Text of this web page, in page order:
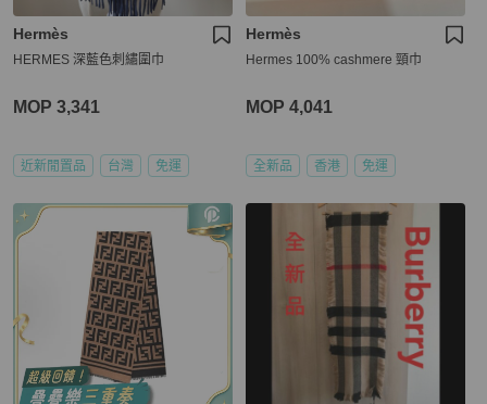
Hermès
HERMES 深藍色刺繡圍巾
MOP 3,341
近新閒置品 台灣 免運
Hermès
Hermes 100% cashmere 頸巾
MOP 4,041
全新品 香港 免運